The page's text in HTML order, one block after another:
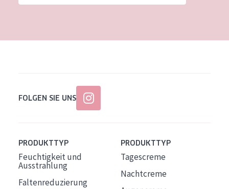
FOLGEN SIE UNS
PRODUKTTYP
Feuchtigkeit und
Ausstrahlung
Faltenreduzierung
PRODUKTTYP
Tagescreme
Nachtcreme